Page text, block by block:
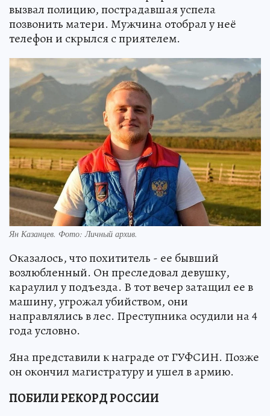
вызвал полицию, пострадавшая успела
позвонить матери. Мужчина отобрал у неё
телефон и скрылся с приятелем.
Ян Казанцев. Фото: Личный архив.
Оказалось, что похититель - ее бывший
возлюбленный. Он преследовал девушку,
караулил у подъезда. В тот вечер затащил ее в
машину, угрожал убийством, они
направлялись в лес. Преступника осудили на 4
года условно.
Яна представили к награде от ГУФСИН. Позже
он окончил магистратуру и ушел в армию.
ПОБИЛИ РЕКОРД РОССИИ